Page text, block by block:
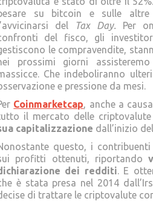
su bitcoin e sulle
del
Tax Day. Per
del fisco, gli
le compravendite,
prossimi giorni
Che indeboliranno
e pressione da mesi.
Coinmarketcap, anche a
il mercato delle
capitalizzazione dall’inizio
questo, i
profitti ottenuti, riportando
dei redditi. E
è stata presa nel 2014
di trattare le criptovalute